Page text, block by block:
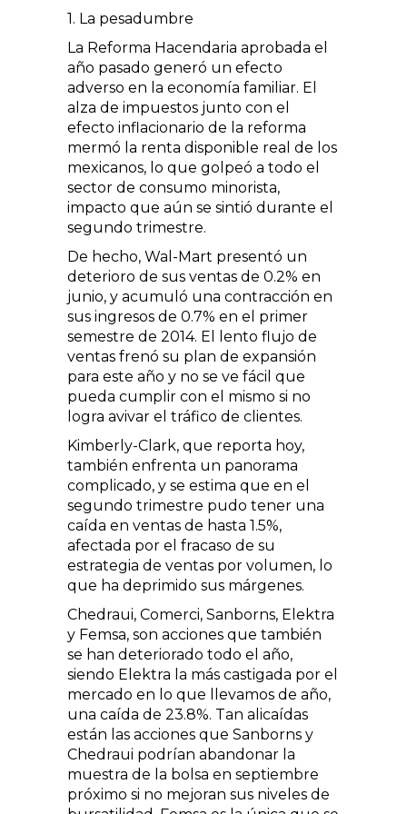
1. La pesadumbre
La Reforma Hacendaria aprobada el
año pasado generó un efecto
adverso en la economía familiar. El
alza de impuestos junto con el
efecto inflacionario de la reforma
mermó la renta disponible real de los
mexicanos, lo que golpeó a todo el
sector de consumo minorista,
impacto que aún se sintió durante el
segundo trimestre.
De hecho, Wal-Mart presentó un
deterioro de sus ventas de 0.2% en
junio, y acumuló una contracción en
sus ingresos de 0.7% en el primer
semestre de 2014. El lento flujo de
ventas frenó su plan de expansión
para este año y no se ve fácil que
pueda cumplir con el mismo si no
logra avivar el tráfico de clientes.
Kimberly-Clark, que reporta hoy,
también enfrenta un panorama
complicado, y se estima que en el
segundo trimestre pudo tener una
caída en ventas de hasta 1.5%,
afectada por el fracaso de su
estrategia de ventas por volumen, lo
que ha deprimido sus márgenes.
Chedraui, Comerci, Sanborns, Elektra
y Femsa, son acciones que también
se han deteriorado todo el año,
siendo Elektra la más castigada por el
mercado en lo que llevamos de año,
una caída de 23.8%. Tan alicaídas
están las acciones que Sanborns y
Chedraui podrían abandonar la
muestra de la bolsa en septiembre
próximo si no mejoran sus niveles de